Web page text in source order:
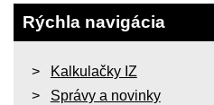
Rýchla navigácia
Kalkulačky IZ
Správy a novinky